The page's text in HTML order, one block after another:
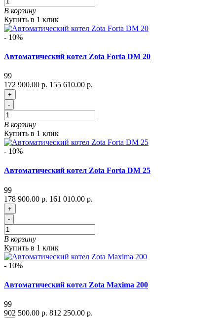
В корзину
Купить в 1 клик
- 10%
Автоматический котел Zota Forta DM 20
99
172 900.00 р. 155 610.00 р.
+
-
В корзину
Купить в 1 клик
- 10%
Автоматический котел Zota Forta DM 25
99
178 900.00 р. 161 010.00 р.
+
-
В корзину
Купить в 1 клик
- 10%
Автоматический котел Zota Maxima 200
99
902 500.00 р. 812 250.00 р.